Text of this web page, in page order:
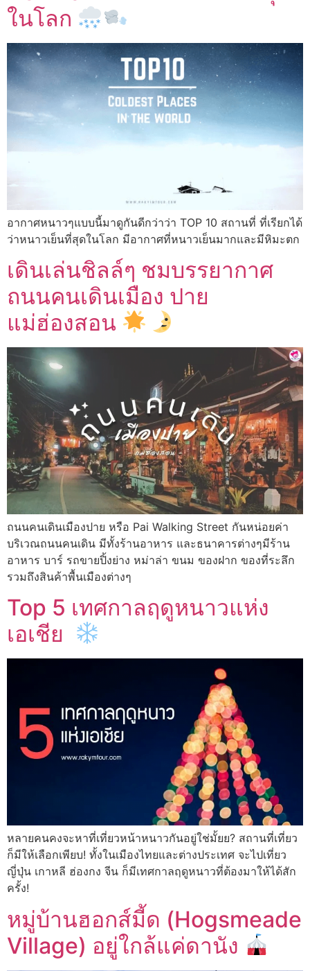
ในโลก
อากาศหนาวๆแบบนี้มาดูกันดีกว่าว่า TOP 10 สถานที่ ที่เรียกได้
ว่าหนาวเย็นที่สุดในโลก มีอากาศที่หนาวเย็นมากและมีหิมะตก
เดินเล่นชิลล์ๆ ชมบรรยากาศ
ถนนคนเดินเมือง ปาย
แม่ฮ่องสอน
ถนนคนเดินเมืองปาย หรือ Pai Walking Street กันหน่อยค่า
บริเวณถนนคนเดิน มีทั้งร้านอาหาร และธนาคารต่างๆมีร้าน
อาหาร บาร์ รถขายปิ้งย่าง หม่าล่า ขนม ของฝาก ของที่ระลึก
รวมถึงสินค้าพื้นเมืองต่างๆ
Top 5 เทศกาลฤดูหนาวแห่ง
เอเชีย
หลายคนคงจะหาที่เที่ยวหน้าหนาวกันอยู่ใช่มั้ยย? สถานที่เที่ยว
ก็มีให้เลือกเพียบ! ทั้งในเมืองไทยและต่างประเทศ จะไปเที่ยว
ญี่ปุ่น เกาหลี ฮ่องกง จีน ก็มีเทศกาลฤดูหนาวที่ต้องมาให้ได้สัก
ครั้ง!
หมู่บ้านฮอกส์มี้ด (Hogsmeade
Village) อยู่ใกล้แค่ดานัง